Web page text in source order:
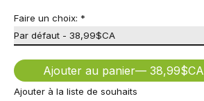
Faire un choix: *
Ajouter au panier — 38,99$CA
Ajouter à la liste de souhaits